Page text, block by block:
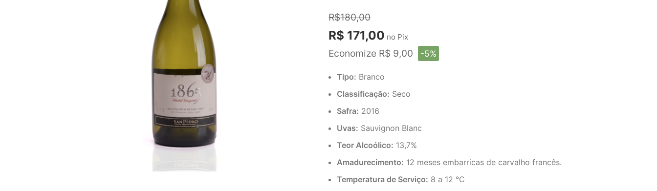
R$180,00
R$ 171,00 no Pix
Economize R$ 9,00 -5%
Tipo: Branco
Classificação: Seco
Safra: 2016
Uvas: Sauvignon Blanc
Teor Alcoólico: 13,7%
Amadurecimento: 12 meses embarricas de carvalho francês.
Temperatura de Serviço: 8 a 12 °C